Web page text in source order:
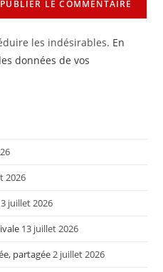
les indésirables. En
données de vos
2026
juillet 2026
13 juillet 2026
partagée2 juillet 2026